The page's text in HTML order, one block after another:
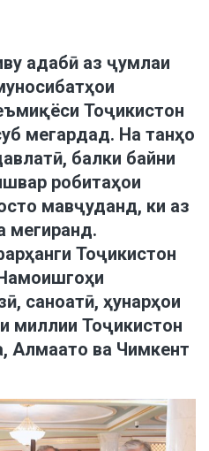
адабӣ аз ҷумлаи
Тоҷикистон
мегардад. На танҳо
балки байни
робитаҳои
мавҷуданд, ки аз
мегиранд.
Тоҷикистон
саноатӣ, ҳунарҳои
миллии Тоҷикистон
Алмаато ва Чимкент